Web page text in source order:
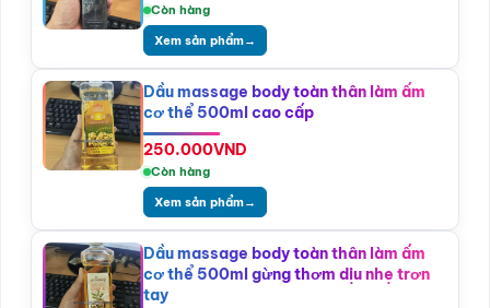
Còn hàng
Xem sản phẩm→
Dầu massage body toàn thân làm ấm
cơ thể 500ml cao cấp
250.000VND
Còn hàng
Xem sản phẩm→
Dầu massage body toàn thân làm ấm
cơ thể 500ml gừng thơm dịu nhẹ trơn
tay